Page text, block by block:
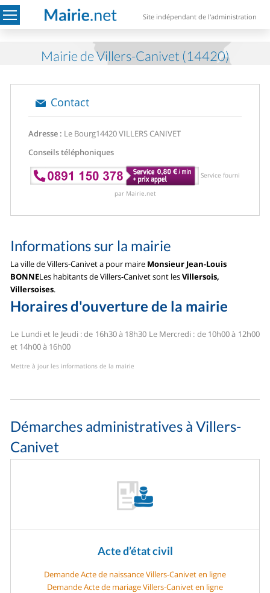
Site indépendant de l'administration
Mairie de Villers-Canivet (14420)
Contact
Adresse : Le Bourg14420 VILLERS CANIVET
Conseils téléphoniques
Service fourni
par Mairie.net
Informations sur la mairie
La ville de Villers-Canivet a pour maire Monsieur Jean-Louis
BONNELes habitants de Villers-Canivet sont lesVillersois,
Villersoises.
Horaires d'ouverture de la mairie
Le Lundi et le Jeudi : de 16h30 à 18h30 Le Mercredi : de 10h00 à 12h00
et 14h00 à 16h00
Mettre à jour les informations de la mairie
Démarches administratives à Villers-
Canivet
Acte d’état civil
Demande Acte de naissance Villers-Canivet en ligne
Demande Acte de mariage Villers-Canivet en ligne